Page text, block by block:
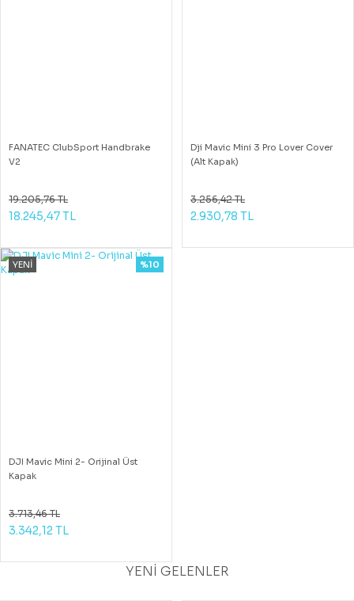
FANATEC ClubSport Handbrake
V2
19.205,76 TL
18.245,47 TL
Dji Mavic Mini 3 Pro Lover Cover
(Alt Kapak)
3.256,42 TL
2.930,78 TL
YENİ
DJI Mavic Mini 2- Orijinal Üst
Kapak
%10
3.713,46 TL
3.342,12 TL
YENİ GELENLER